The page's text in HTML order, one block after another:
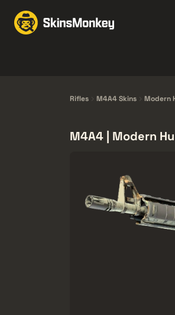
Rifles M4A4 Skins Modern
M4A4 | Modern